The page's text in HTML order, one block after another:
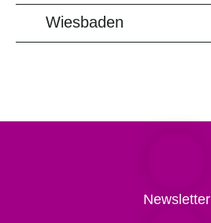
Wiesbaden
Newsletter